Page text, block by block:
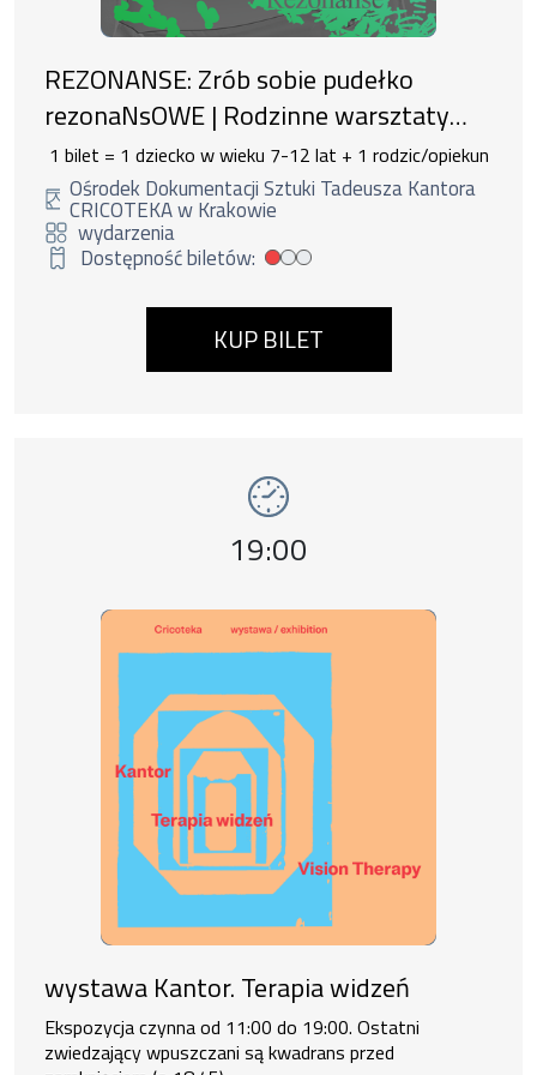
REZONANSE: Zrób sobie pudełko
rezonaNsOWE | Rodzinne warsztaty
konstruktorsko-dźwiękowe
1 bilet = 1 dziecko w wieku 7-12 lat + 1 rodzic/opiekun
Ośrodek Dokumentacji Sztuki Tadeusza Kantora
CRICOTEKA w Krakowie
wydarzenia
Dostępność biletów:
Mała dostępność biletów
KUP BILET
Godzina wydarzenia,
19:00
wystawa Kantor. Terapia widzeń
Ekspozycja czynna od 11:00 do 19:00. Ostatni
zwiedzający wpuszczani są kwadrans przed